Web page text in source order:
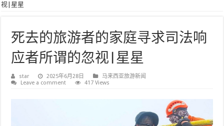
视|星星
死去的旅游者的家庭寻求司法响
应者所谓的忽视|星星
star 2025年6月28日
马来西亚旅游新闻
Leave a comment
417 Views